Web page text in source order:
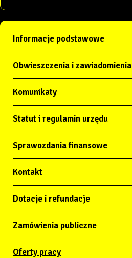
Informacje podstawowe
Obwieszczenia i zawiadomienia
Komunikaty
Statut i regulamin urzędu
Sprawozdania finansowe
Kontakt
Dotacje i refundacje
Zamówienia publiczne
Oferty pracy